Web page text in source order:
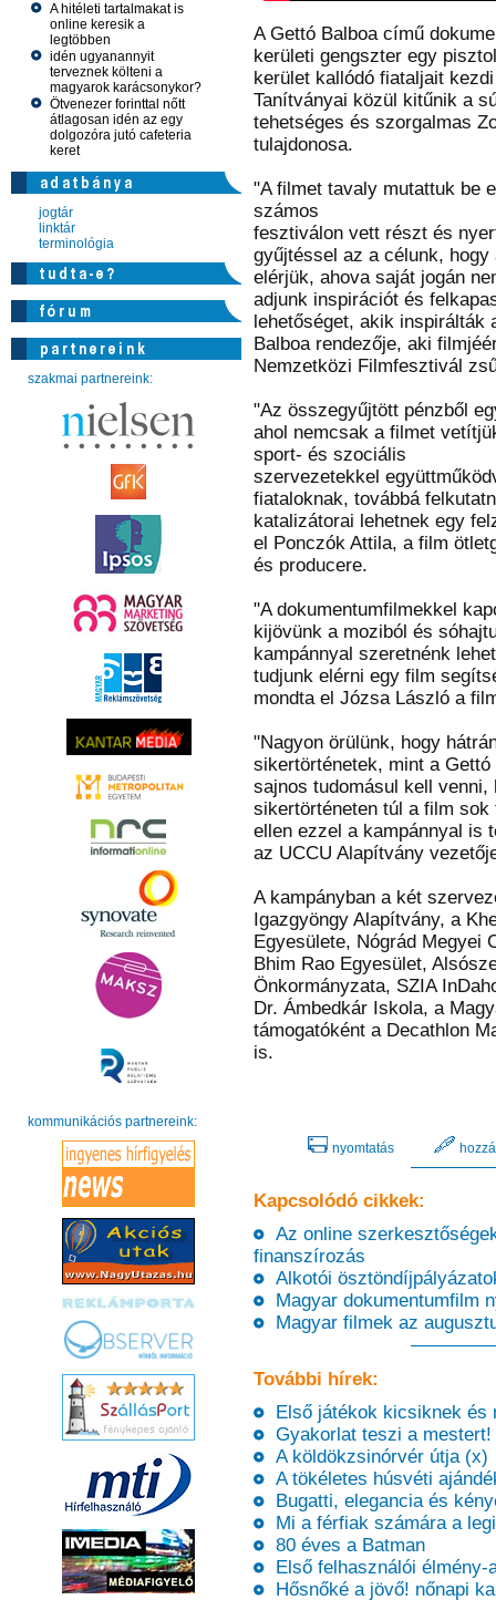
A hitéleti tartalmakat is
online keresik a
legtöbben
idén ugyanannyit
terveznek költeni a
magyarok karácsonykor?
Ötvenezer forinttal nőtt
átlagosan idén az egy
dolgozóra jutó cafeteria
keret
jogtár
linktár
terminológia
szakmai partnereink:
kommunikációs partnereink:
A Gettó Balboa című
kerületi gengszter egy
kerület kallódó fiataljait
Tanítványai közül kitűnik a
tehetséges és szorgalmas
tulajdonosa.
"A filmet tavaly mutattuk be
számos
fesztiválon vett részt és
gyűjtéssel az a célunk,
elérjük, ahova saját jogán
adjunk inspirációt és
lehetőséget, akik inspirálták
Balboa rendezője, aki
Nemzetközi Filmfesztivál
"Az összegyűjtött pénzből
ahol nemcsak a filmet
sport- és szociális
szervezetekkel
fiataloknak, továbbá
katalizátorai lehetnek egy
el Ponczók Attila, a film
és producere.
"A dokumentumfilmekkel
kijövünk a moziból és
kampánnyal szeretnénk
tudjunk elérni egy film
mondta el Józsa László a
"Nagyon örülünk, hogy
sikertörténetek, mint a
sajnos tudomásul kell venni,
sikertörténeten túl a film
ellen ezzel a kampánnyal is
az UCCU Alapítvány
A kampányban a két
Igazgyöngy Alapítvány, a
Egyesülete, Nógrád Megyei
Bhim Rao Egyesület,
Önkormányzata, SZIA
Dr. Ámbedkár Iskola, a
támogatóként a Decathlon
is.
nyomtatás
Kapcsolódó cikkek:
Az online
finanszírozás
Alkotói
Magyar dokumentumfilm
Magyar filmek az
További hírek:
Első játékok kicsiknek és
Gyakorlat teszi a mestert!
A köldökzsinórvér útja (x)
A tökéletes húsvéti
Bugatti, elegancia és
Mi a férfiak számára a
80 éves a Batman
Első felhasználói élmény-
Hősnőké a jövő! nőnapi